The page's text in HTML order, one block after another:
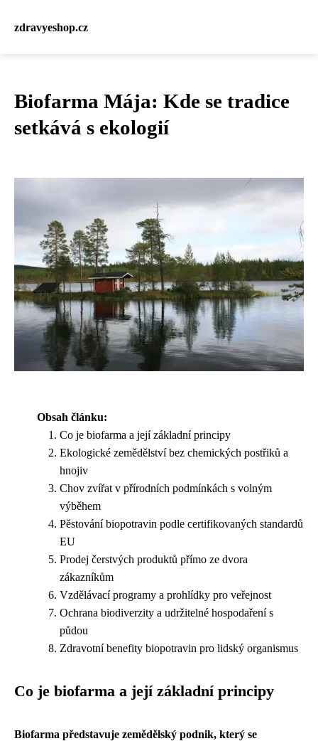
zdravyeshop.cz
Biofarma Mája: Kde se tradice
setkává s ekologií
Obsah článku:
Co je biofarma a její základní principy
Ekologické zemědělství bez chemických postřiků a
hnojiv
Chov zvířat v přírodních podmínkách s volným
výběhem
Pěstování biopotravin podle certifikovaných standardů
EU
Prodej čerstvých produktů přímo ze dvora
zákazníkům
Vzdělávací programy a prohlídky pro veřejnost
Ochrana biodiverzity a udržitelné hospodaření s
půdou
Zdravotní benefity biopotravin pro lidský organismus
Co je biofarma a její základní principy
Biofarma představuje zemědělský podnik, který se